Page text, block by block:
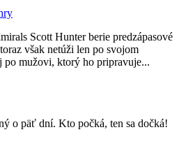
Scott Hunter berie predzápasové
však netúži len po svojom
po mužovi, ktorý ho pripravuje...
o päť dní. Kto počká, ten sa dočká!